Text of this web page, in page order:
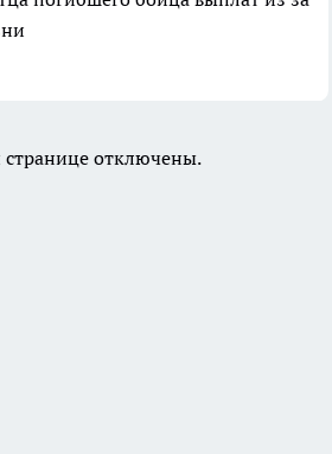
отключены.